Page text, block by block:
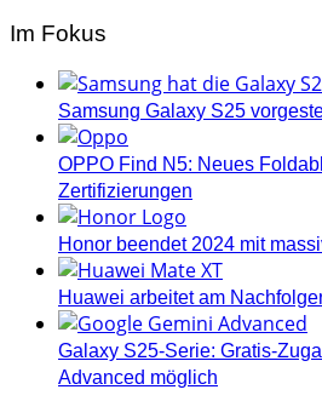
Im Fokus
Samsung Galaxy S25
OPPO Find N5: Neues
Zertifizierungen
Honor beendet 2024 mit
Huawei arbeitet am
Galaxy S25-Serie: Gratis-
Advanced möglich